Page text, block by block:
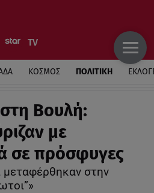
ΚΟΣΜΟΣ ΠΟΛΙΤΙΚΗ
Βουλή:
με
σε πρόσφυγες
μεταφέρθηκαν στην